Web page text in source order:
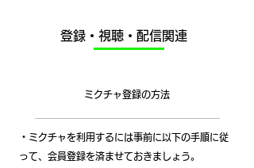
登録・視聴・配信関連
​ミクチャ登録の方法
・ミクチャを利用するには事前に以下の手順に従
って、会員登録を済ませておきましょう。